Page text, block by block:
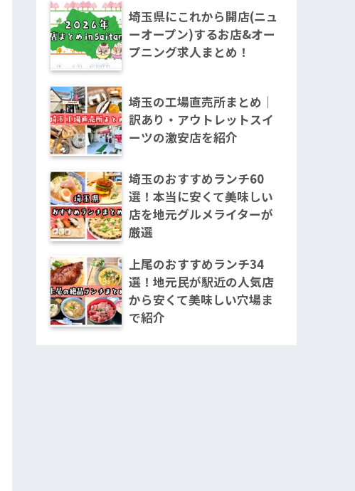
埼玉県にこれから開店(ニュ
ーオープン)するお店&オー
プニング求人まとめ！
埼玉の工場直売所まとめ｜
訳あり・アウトレットスイ
ーツの激安店を紹介
埼玉のおすすめランチ60
選！本当に安くて美味しい
店を地元グルメライターが
厳選
上尾のおすすめランチ34
選！地元民が駅近の人気店
から安くて美味しい穴場ま
で紹介